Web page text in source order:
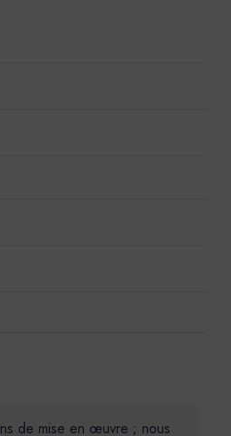
de mise en œuvre ; nous